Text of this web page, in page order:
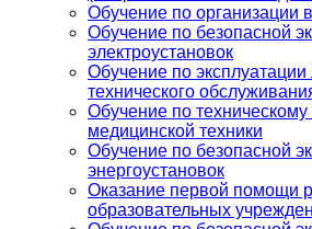
Обучение по организации
Обучение по безопасной
электроустановок
Обучение по
технического
Обучение по
медицинской техники
Обучение по безопасной
энергоустановок
Оказание первой помощи
образовательных